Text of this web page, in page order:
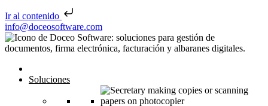
Ir al contenido
Saltar al contenido
info@doceosoftware.com
Navegación de entradas
Soluciones